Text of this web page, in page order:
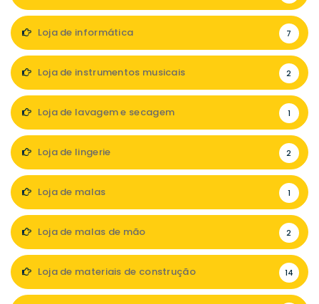
Loja de informática 7
Loja de instrumentos musicais 2
Loja de lavagem e secagem 1
Loja de lingerie 2
Loja de malas 1
Loja de malas de mão 2
Loja de materiais de construção 14